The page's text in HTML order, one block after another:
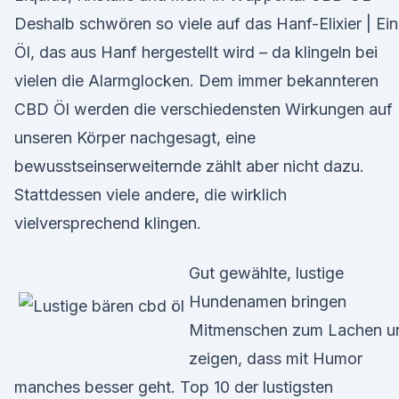
Deshalb schwören so viele auf das Hanf-Elixier | Ein
Öl, das aus Hanf hergestellt wird – da klingeln bei
vielen die Alarmglocken. Dem immer bekannteren
CBD Öl werden die verschiedensten Wirkungen auf
unseren Körper nachgesagt, eine
bewusstseinserweiternde zählt aber nicht dazu.
Stattdessen viele andere, die wirklich
vielversprechend klingen.
Gut gewählte, lustige
Hundenamen bringen
Mitmenschen zum Lachen
zeigen, dass mit Humor
manches besser geht. Top 10 der lustigsten